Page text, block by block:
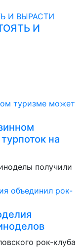
И
на
получили
рок-клуба